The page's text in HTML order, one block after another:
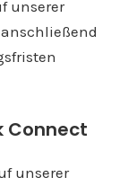
unserer
Connect
unserer